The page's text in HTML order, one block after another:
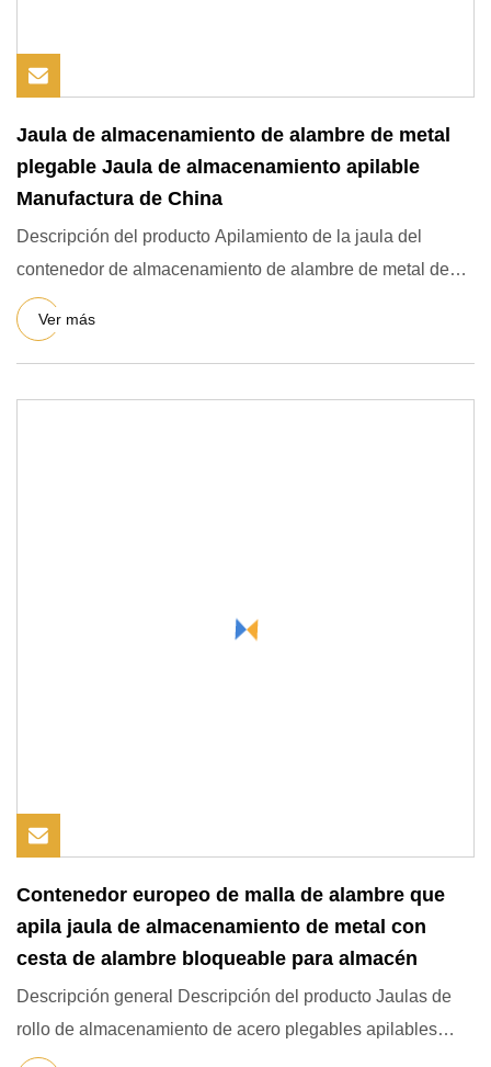
Jaula de almacenamiento de alambre de metal
plegable Jaula de almacenamiento apilable
Manufactura de China
Descripción del producto Apilamiento de la jaula del
contenedor de almacenamiento de alambre de metal de
Warehouse con p
Ver más
Contenedor europeo de malla de alambre que
apila jaula de almacenamiento de metal con
cesta de alambre bloqueable para almacén
Descripción general Descripción del producto Jaulas de
rollo de almacenamiento de acero plegables apilables
portátiles F